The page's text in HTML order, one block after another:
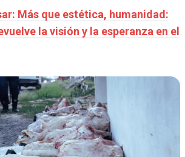
Más que estética, humanidad:
la visión y la esperanza en el